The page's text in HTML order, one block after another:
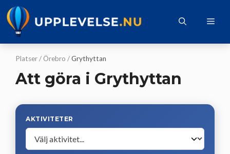
Hoppa
till
innehåll
Platser/ Örebro /Grythyttan
Att göra i Grythyttan
AKTIVITETER